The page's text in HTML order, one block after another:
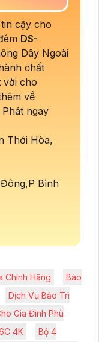
cậy cho
DS-
Dây Ngoài
chất
vời cho
về
ngay
Thới Hòa,
Bình
Chính Hãng
Báo
Dịch Vụ Bảo Trì
Gia Đình Phù
4K
Bộ 4